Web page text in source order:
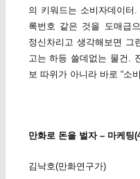
의 키워드는 소비자데이터
록번호 같은 것을 도매급
정신차리고 생각해보면
고는 하등 쓸데없는 물건.
보 따위가 아니라 바로 “소
만화로 돈을 벌자 – 마케팅
김낙호(만화연구가)